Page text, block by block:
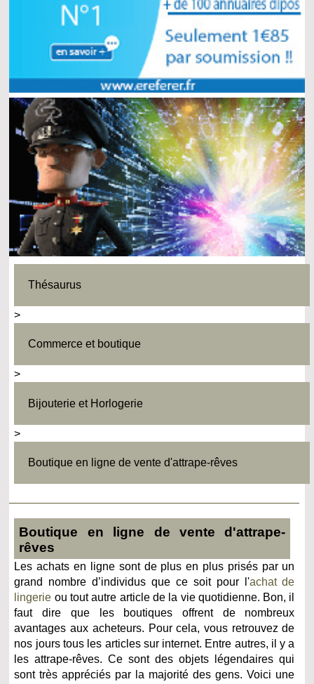
Thésaurus
>
Commerce et boutique
>
Bijouterie et Horlogerie
>
Boutique en ligne de vente d'attrape-rêves
Boutique en ligne de vente d'attrape-
rêves
Les achats en ligne sont de plus en plus prisés par un
grand nombre d’individus que ce soit pour l'achat de
lingerie ou tout autre article de la vie quotidienne. Bon, il
faut dire que les boutiques offrent de nombreux
avantages aux acheteurs. Pour cela, vous retrouvez de
nos jours tous les articles sur internet. Entre autres, il y a
les attrape-rêves. Ce sont des objets légendaires qui
sont très appréciés par la majorité des gens. Voici une